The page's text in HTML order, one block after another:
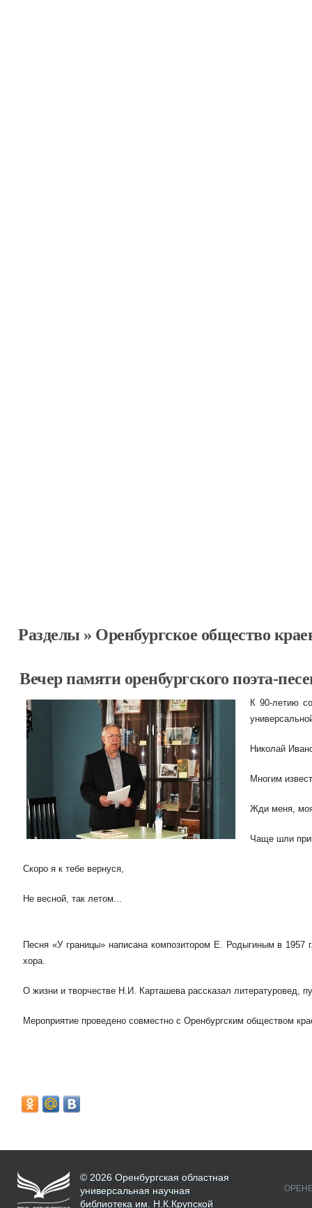
Разделы » Оренбургское общество
Вечер памяти оренбургского поэта-
К 90-летию
Николай
Многим
Жди меня,
Чаще шли
Скоро я к тебе вернуся,
Не весной, так летом...
Песня «У границы» написана композитором Е. Родыгиным в
хора.
О жизни и творчестве Н.И. Карташева рассказал литературовед,
Мероприятие проведено совместно с Оренбургским обществом
© 2026 Оренбургская областная
универсальная научная
библиотека им. Н.К.Крупской